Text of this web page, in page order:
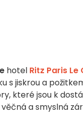
hotel Ritz Paris
jiskrou a
které jsou k
a smyslná